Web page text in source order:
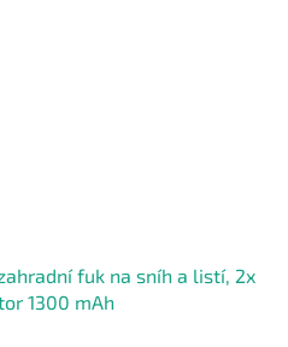
fuk na sníh a listí, 2x
1300 mAh